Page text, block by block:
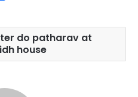
a
r
e
do patharav at
house